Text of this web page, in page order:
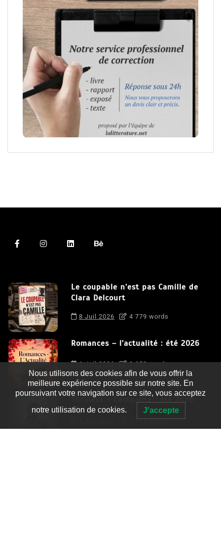
Le coupable n’est pas Camille de
Clara Delcourt
8 Juil 2026 4 779 words
Romances – l’actualité : été 2026
6 Juil 2026 3 052 words
Thrillers – l’actualité : été 2026
2 995 words
Nous utilisons des cookies afin de vous offrir la
meilleure expérience possible sur notre site. En
poursuivant votre navigation sur ce site, vous acceptez
notre utilisation de cookies. J'accepte